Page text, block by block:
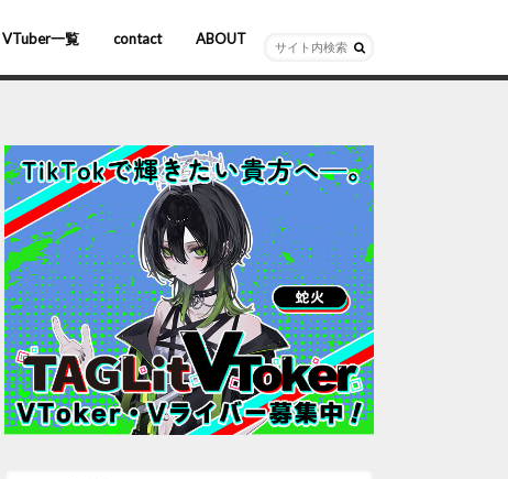
VTuber一覧
バーチャルYouTuber
VR/AR
ホロライブ
にじさんじ
ななしいんく
ぶいすぽっ！
contact ABOUT